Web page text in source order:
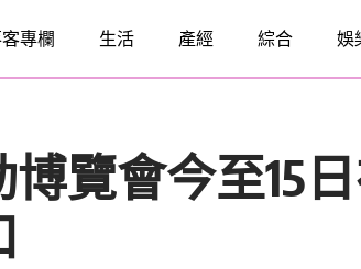
專欄 生活 產經 綜合 娛
博覽會今至15